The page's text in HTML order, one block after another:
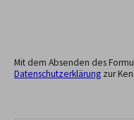
Mit dem Absenden des
Datenschutzerklärung zur